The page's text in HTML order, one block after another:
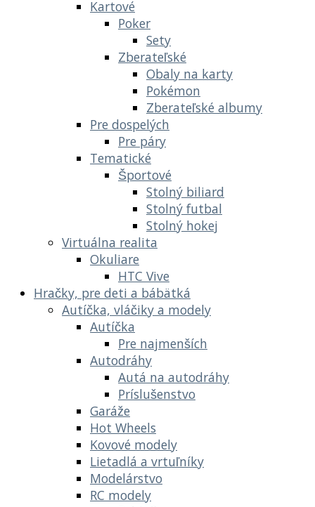
Kartové
Poker
Sety
Zberateľské
Obaly na karty
Pokémon
Zberateľské albumy
Pre dospelých
Pre páry
Tematické
Športové
Stolný biliard
Stolný futbal
Stolný hokej
Virtuálna realita
Okuliare
HTC Vive
Hračky, pre deti a bábätká
Autíčka, vláčiky a modely
Autíčka
Pre najmenších
Autodráhy
Autá na autodráhy
Príslušenstvo
Garáže
Hot Wheels
Kovové modely
Lietadlá a vrtuľníky
Modelárstvo
RC modely